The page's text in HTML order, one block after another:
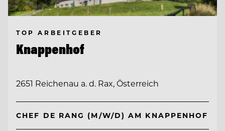
TOP ARBEITGEBER
Knappenhof
2651 Reichenau a. d. Rax, Österreich
CHEF DE RANG (M/W/D) AM KNAPPENHOF